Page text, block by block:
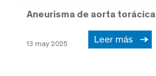
Aneurisma de aorta torácica
13 may 2025 Leer más